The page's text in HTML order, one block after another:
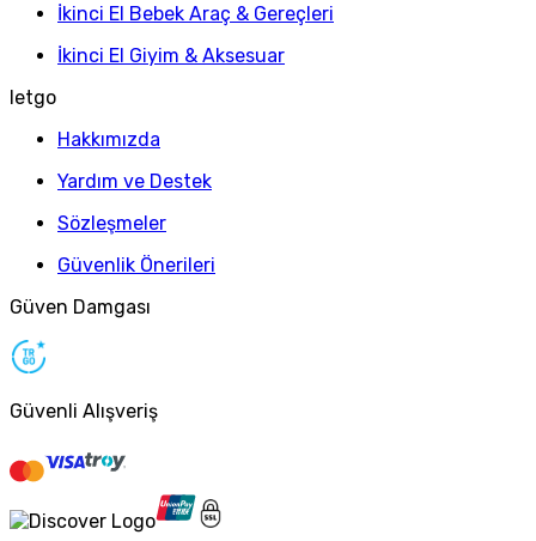
İkinci El Bebek Araç & Gereçleri
İkinci El Giyim & Aksesuar
letgo
Hakkımızda
Yardım ve Destek
Sözleşmeler
Güvenlik Önerileri
Güven Damgası
Güvenli Alışveriş